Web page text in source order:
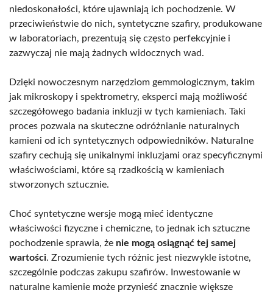
niedoskonałości, które ujawniają ich pochodzenie. W
przeciwieństwie do nich, syntetyczne szafiry, produkowane
w laboratoriach, prezentują się często perfekcyjnie i
zazwyczaj nie mają żadnych widocznych wad.
Dzięki nowoczesnym narzędziom gemmologicznym, takim
jak mikroskopy i spektrometry, eksperci mają możliwość
szczegółowego badania inkluzji w tych kamieniach. Taki
proces pozwala na skuteczne odróżnianie naturalnych
kamieni od ich syntetycznych odpowiedników. Naturalne
szafiry cechują się unikalnymi inkluzjami oraz specyficznymi
właściwościami, które są rzadkością w kamieniach
stworzonych sztucznie.
Choć syntetyczne wersje mogą mieć identyczne
właściwości fizyczne i chemiczne, to jednak ich sztuczne
pochodzenie sprawia, że nie mogą osiągnąć tej samej
wartości. Zrozumienie tych różnic jest niezwykle istotne,
szczególnie podczas zakupu szafirów. Inwestowanie w
naturalne kamienie może przynieść znacznie większe